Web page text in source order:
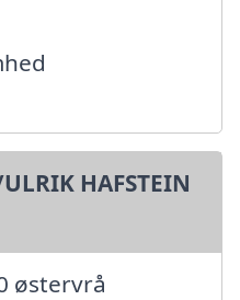
HAFSTEIN
østervrå